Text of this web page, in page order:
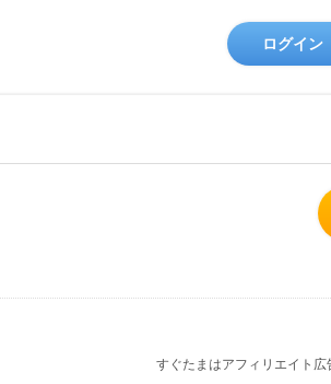
ログイン
すぐたまはアフィリエイト